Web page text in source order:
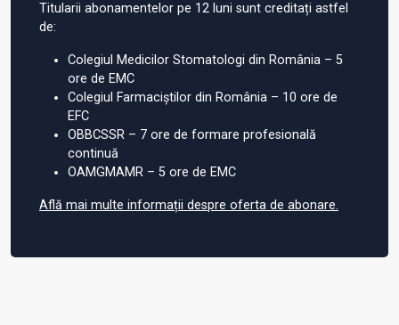
Titularii abonamentelor pe 12 luni sunt creditați astfel
de:
Colegiul Medicilor Stomatologi din România – 5
ore de EMC
Colegiul Farmaciștilor din România – 10 ore de
EFC
OBBCSSR – 7 ore de formare profesională
continuă
OAMGMAMR – 5 ore de EMC
Află mai multe informații despre oferta de abonare.